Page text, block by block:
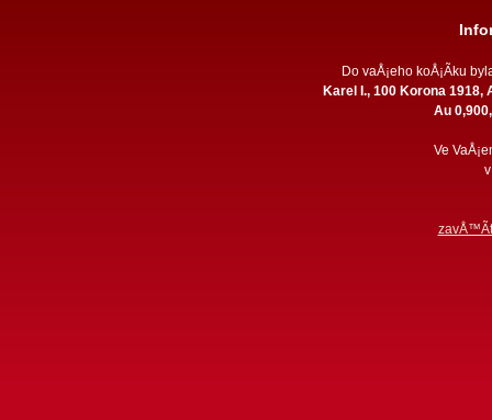
Do vaÅ¡eho koÅ¡Ã­ku
Karel I., 100 Korona
Au
Ve
zavÅ™Ã­t